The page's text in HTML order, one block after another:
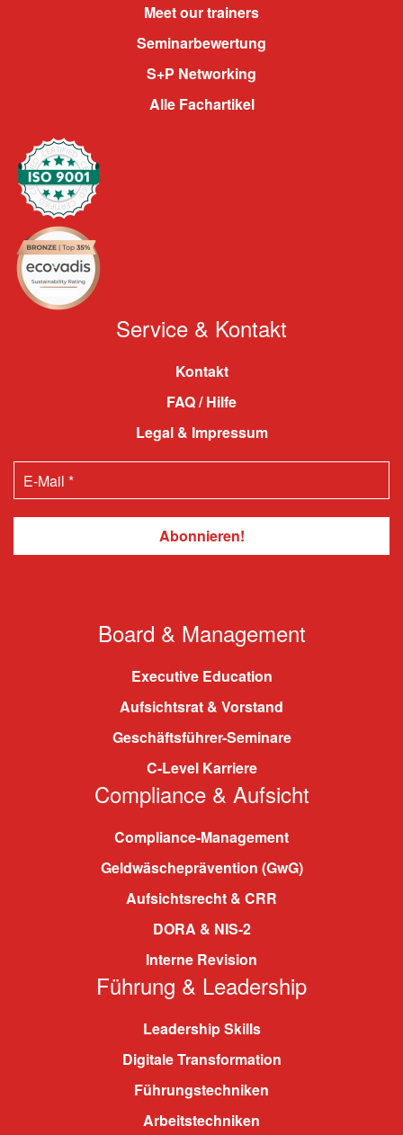
Meet our trainers
Seminarbewertung
S+P Networking
Alle Fachartikel
Service & Kontakt
Kontakt
FAQ / Hilfe
Legal & Impressum
Board & Management
Executive Education
Aufsichtsrat & Vorstand
Geschäftsführer-Seminare
C-Level Karriere
Compliance & Aufsicht
Compliance-Management
Geldwäscheprävention (GwG)
Aufsichtsrecht & CRR
DORA & NIS-2
Interne Revision
Führung & Leadership
Leadership Skills
Digitale Transformation
Führungstechniken
Arbeitstechniken